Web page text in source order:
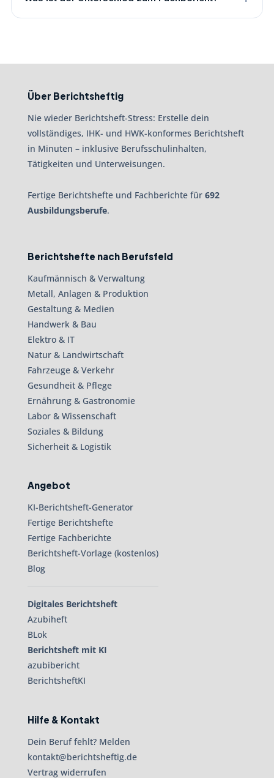
Über Berichtsheftig
Nie wieder Berichtsheft-Stress: Erstelle dein
vollständiges, IHK- und HWK-konformes Berichtsheft
in Minuten – inklusive Berufsschulinhalten,
Tätigkeiten und Unterweisungen.
Fertige Berichtshefte und Fachberichte für 692
Ausbildungsberufe.
Berichtshefte nach Berufsfeld
Kaufmännisch & Verwaltung
Metall, Anlagen & Produktion
Gestaltung & Medien
Handwerk & Bau
Elektro & IT
Natur & Landwirtschaft
Fahrzeuge & Verkehr
Gesundheit & Pflege
Ernährung & Gastronomie
Labor & Wissenschaft
Soziales & Bildung
Sicherheit & Logistik
Angebot
KI-Berichtsheft-Generator
Fertige Berichtshefte
Fertige Fachberichte
Berichtsheft-Vorlage (kostenlos)
Blog
Digitales Berichtsheft
Azubiheft
BLok
Berichtsheft mit KI
azubibericht
BerichtsheftKI
Hilfe & Kontakt
Dein Beruf fehlt? Melden
kontakt@berichtsheftig.de
Vertrag widerrufen